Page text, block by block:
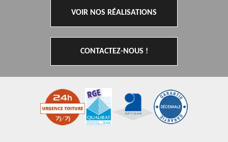
VOIR NOS RÉALISATIONS
CONTACTEZ-NOUS !